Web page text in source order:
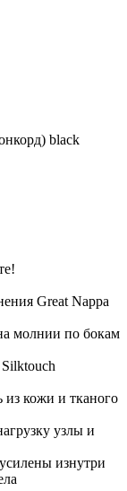
black
Great Nappa
молнии по бокам
кожи и тканого
узлы и
изнутри